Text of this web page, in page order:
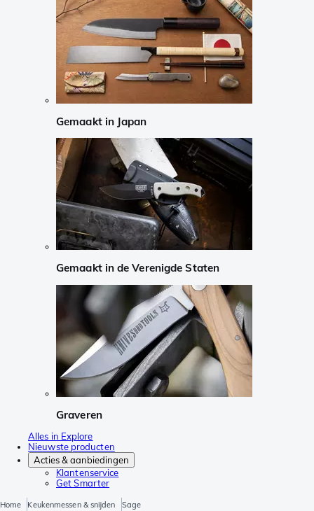
Gemaakt in Japan
Gemaakt in de Verenigde Staten
Graveren
Alles in Explore
Nieuwste producten
Acties & aanbiedingen
Klantenservice
Get Smarter
Home Keukenmessen & snijden Sage